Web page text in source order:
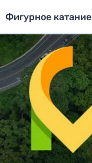
Фигурное катание